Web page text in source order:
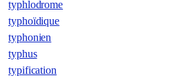
typhlodrome
typhoïdique
typhonien
typhus
typification